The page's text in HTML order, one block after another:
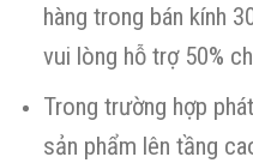
hàng trong bán kính
vui lòng hỗ trợ 50%
Trong trường hợp
sản phẩm lên tầng